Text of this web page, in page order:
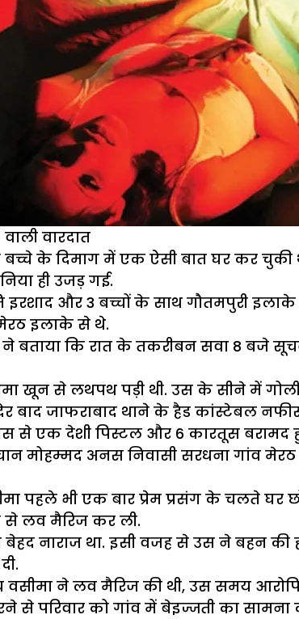
वारदात
के दिमाग में एक ऐसी बात घर कर चुकी
ही उजड़ गई.
और 3 बच्चों के साथ गौतमपुरी
इलाके से थे.
ने बताया कि रात के तकरीबन सवा 8 बजे
खून से लथपथ पड़ी थी. उस के सीने में
बाद जाफराबाद थाने के हैड कांस्टेबल
से एक देशी पिस्टल और 6 कारतूस बरामद
मोहम्मद अनस निवासी सरधना गांव
पहले भी एक बार प्रेम प्रसंग के चलते
लव मैरिज कर ली.
नाराज था. इसी वजह से उस ने बहन की
ने लव मैरिज की थी, उस समय
परिवार को गांव में बेइज्जती का सामना